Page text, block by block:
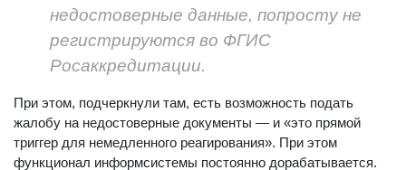
недостоверные данные, попросту не
регистрируются во ФГИС
Росаккредитации.
При этом, подчеркнули там, есть возможность подать
жалобу на недостоверные документы — и «это прямой
триггер для немедленного реагирования». При этом
функционал информсистемы постоянно дорабатывается.